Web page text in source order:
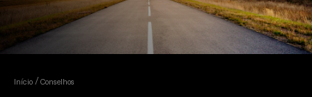
Início Conselhos